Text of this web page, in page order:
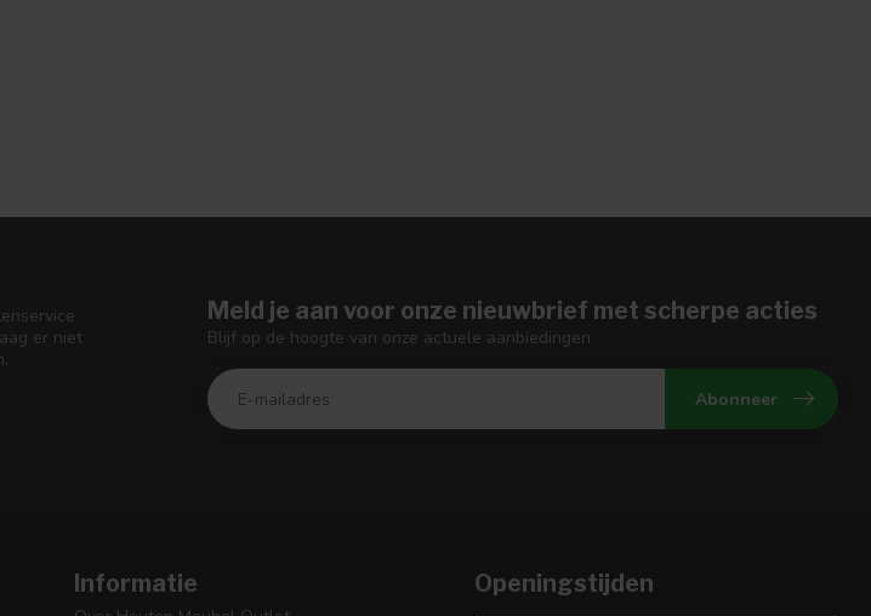
er niet
Meld je aan voor onze nieuwbrief met scherpe acties
Blijf op de hoogte van onze actuele aanbiedingen
Abonneer
Informatie Openingstijden